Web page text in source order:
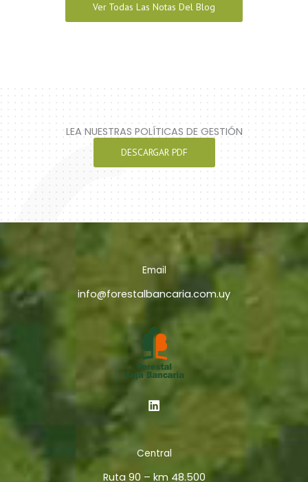
Ver Todas Las Notas Del Blog
LEA NUESTRAS POLÍTICAS DE GESTIÓN
DESCARGAR PDF
Email
info@forestalbancaria.com.uy
Central
Ruta 90 – km 48.500